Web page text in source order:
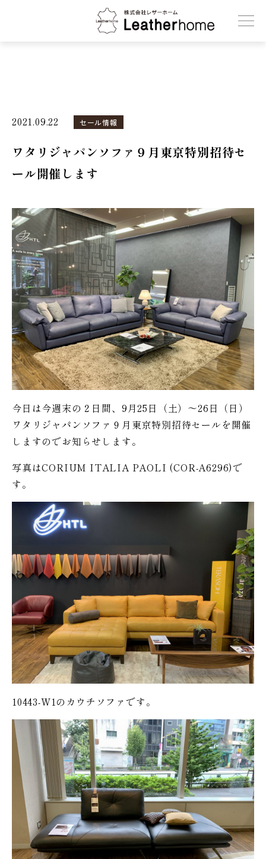
株式会社レザーホーム
2021.09.22 セール情報
ワタリジャパンソファ９月東京特別招待セ
ール開催します
今日は今週末の２日間、9月25日（土）〜26日（日）
ワタリジャパンソファ９月東京特別招待セールを開催
しますのでお知らせします。
写真はCORIUM ITALIA PAOLI (COR-A6296)で
す。
10443-W1のカウチソファです。